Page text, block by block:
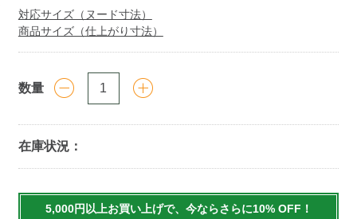
対応サイズ（ヌード寸法）
商品サイズ（仕上がり寸法）
数量
在庫状況：
to
5,000円以上お買い上げで、今ならさらに10% OFF！